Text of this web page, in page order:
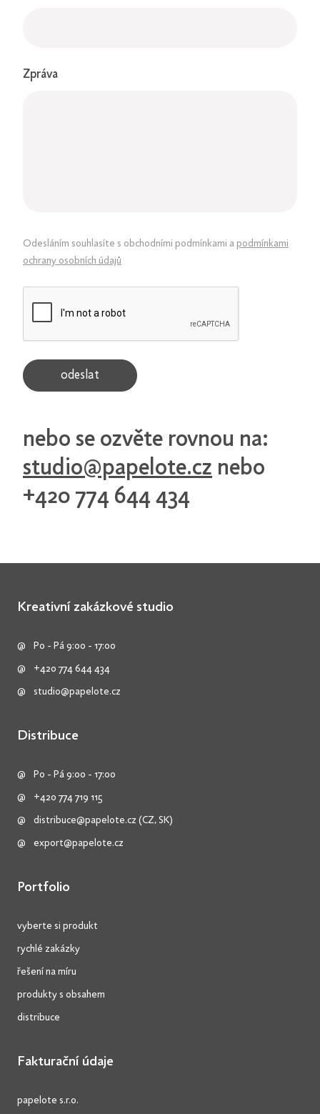
Zpráva
Odesláním souhlasíte s obchodními podmínkami a podmínkami
ochrany osobních údajů
odeslat
nebo se ozvěte rovnou na:
studio@papelote.cz nebo
+420 774 644 434
Kreativní zakázkové studio
Po - Pá 9:00 - 17:00
+420 774 644 434
studio@papelote.cz
Distribuce
Po - Pá 9:00 - 17:00
+420 774 719 115
distribuce@papelote.cz (CZ, SK)
export@papelote.cz
Portfolio
vyberte si produkt
rychlé zakázky
řešení na míru
produkty s obsahem
distribuce
Fakturační údaje
papelote s.r.o.